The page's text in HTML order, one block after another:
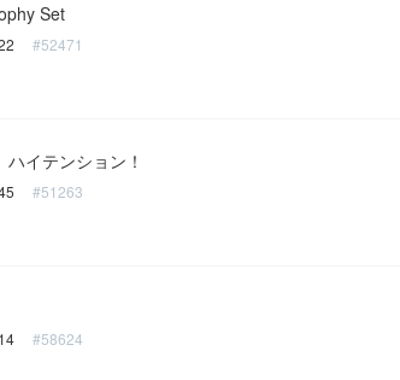
Set
#52471
イテンション！
#51263
#58624